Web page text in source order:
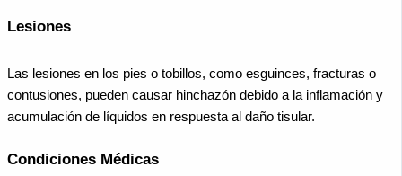
Lesiones
Las lesiones en los pies o tobillos, como esguinces, fracturas o
contusiones, pueden causar hinchazón debido a la inflamación y
acumulación de líquidos en respuesta al daño tisular.
Condiciones Médicas